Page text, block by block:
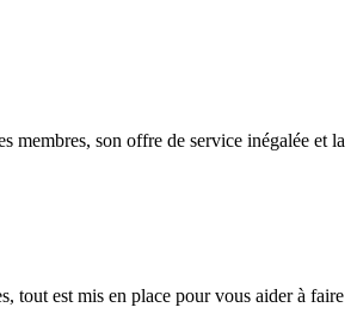
membres, son offre de service inégalée et la
tout est mis en place pour vous aider à faire